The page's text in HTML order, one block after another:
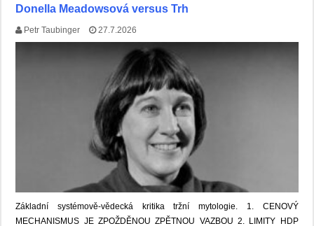
Donella Meadowsová versus Trh
Petr Taubinger 27.7.2026
Základní systémově-vědecká kritika tržní mytologie. 1. CENOVÝ
MECHANISMUS JE ZPOŽDĚNOU ZPĚTNOU VAZBOU 2. LIMITY HDP